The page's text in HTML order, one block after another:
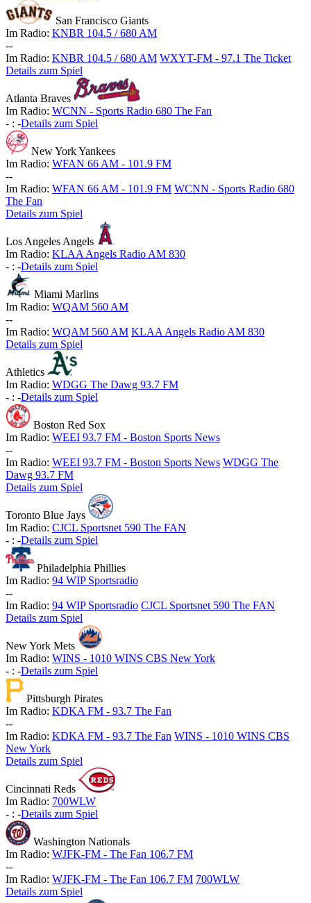
San Francisco Giants
Im Radio: KNBR 104.5 / 680 AM
--
Im Radio: KNBR 104.5 / 680 AM WXYT-FM - 97.1 The Ticket
Details zum Spiel
Atlanta Braves
Im Radio: WCNN - Sports Radio 680 The Fan
- : -Details zum Spiel
New York Yankees
Im Radio: WFAN 66 AM - 101.9 FM
--
Im Radio: WFAN 66 AM - 101.9 FM WCNN - Sports Radio 680
The Fan
Details zum Spiel
Los Angeles Angels
Im Radio: KLAA Angels Radio AM 830
- : -Details zum Spiel
Miami Marlins
Im Radio: WQAM 560 AM
--
Im Radio: WQAM 560 AM KLAA Angels Radio AM 830
Details zum Spiel
Athletics
Im Radio: WDGG The Dawg 93.7 FM
- : -Details zum Spiel
Boston Red Sox
Im Radio: WEEI 93.7 FM - Boston Sports News
--
Im Radio: WEEI 93.7 FM - Boston Sports News WDGG The
Dawg 93.7 FM
Details zum Spiel
Toronto Blue Jays
Im Radio: CJCL Sportsnet 590 The FAN
- : -Details zum Spiel
Philadelphia Phillies
Im Radio: 94 WIP Sportsradio
--
Im Radio: 94 WIP Sportsradio CJCL Sportsnet 590 The FAN
Details zum Spiel
New York Mets
Im Radio: WINS - 1010 WINS CBS New York
- : -Details zum Spiel
Pittsburgh Pirates
Im Radio: KDKA FM - 93.7 The Fan
--
Im Radio: KDKA FM - 93.7 The Fan WINS - 1010 WINS CBS
New York
Details zum Spiel
Cincinnati Reds
Im Radio: 700WLW
- : -Details zum Spiel
Washington Nationals
Im Radio: WJFK-FM - The Fan 106.7 FM
--
Im Radio: WJFK-FM - The Fan 106.7 FM 700WLW
Details zum Spiel